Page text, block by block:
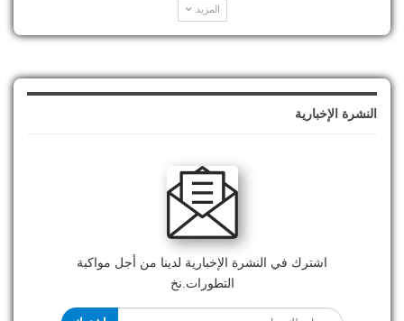
المزيد
النشرة الإخبارية
اشترك في النشرة الإخبارية لدينا من أجل مواكبة
التطورات.نخ